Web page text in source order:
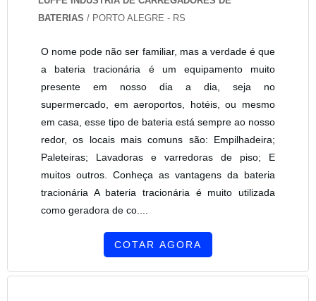
BATERIAS / PORTO ALEGRE - RS
O nome pode não ser familiar, mas a verdade é que
a bateria tracionária é um equipamento muito
presente em nosso dia a dia, seja no
supermercado, em aeroportos, hotéis, ou mesmo
em casa, esse tipo de bateria está sempre ao nosso
redor, os locais mais comuns são: Empilhadeira;
Paleteiras; Lavadoras e varredoras de piso; E
muitos outros. Conheça as vantagens da bateria
tracionária A bateria tracionária é muito utilizada
como geradora de co....
COTAR AGORA